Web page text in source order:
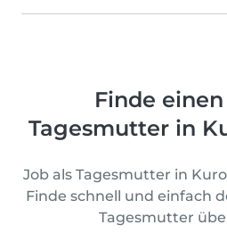
Finde
Tagesmutter in
Job als Tagesmutter in
Finde schnell und einfach
Tagesmutter